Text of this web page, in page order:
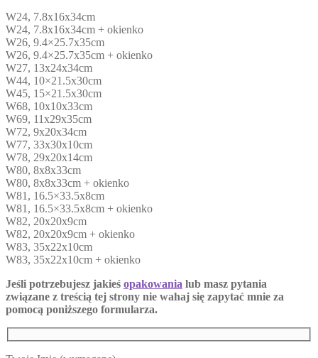
W24, 7.8x16x34cm
W24, 7.8x16x34cm + okienko
W26, 9.4×25.7x35cm
W26, 9.4×25.7x35cm + okienko
W27, 13x24x34cm
W44, 10×21.5x30cm
W45, 15×21.5x30cm
W68, 10x10x33cm
W69, 11x29x35cm
W72, 9x20x34cm
W77, 33x30x10cm
W78, 29x20x14cm
W80, 8x8x33cm
W80, 8x8x33cm + okienko
W81, 16.5×33.5x8cm
W81, 16.5×33.5x8cm + okienko
W82, 20x20x9cm
W82, 20x20x9cm + okienko
W83, 35x22x10cm
W83, 35x22x10cm + okienko
Jeśli potrzebujesz jakieś opakowania lub masz pytania
związane z treścią tej strony nie wahaj się zapytać mnie za
pomocą poniższego formularza.